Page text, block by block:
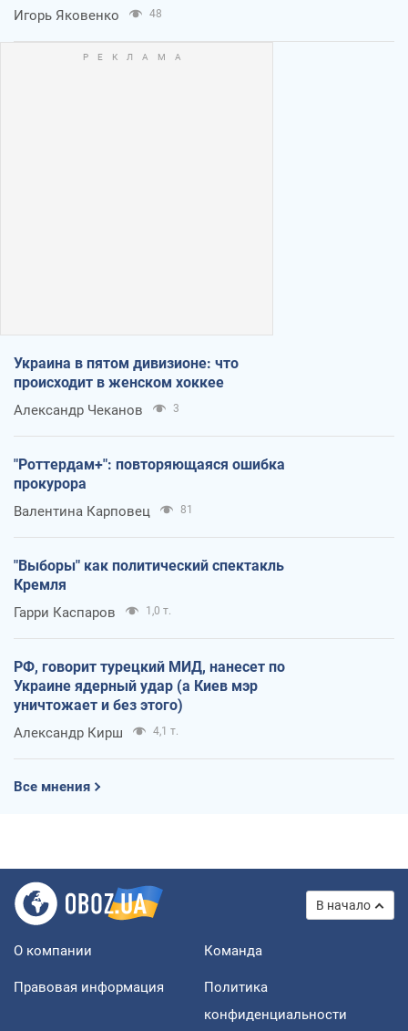
Игорь Яковенко 48
Украина в пятом дивизионе: что
происходит в женском хоккее
Александр Чеканов 3
"Роттердам+": повторяющаяся ошибка
прокурора
Валентина Карповец 81
"Выборы" как политический спектакль
Кремля
Гарри Каспаров 1,0 т.
РФ, говорит турецкий МИД, нанесет по
Украине ядерный удар (а Киев мэр
уничтожает и без этого)
Александр Кирш 4,1 т.
Все мнения
В начало
О компании Команда
Правовая информация
Политика
конфиденциальности